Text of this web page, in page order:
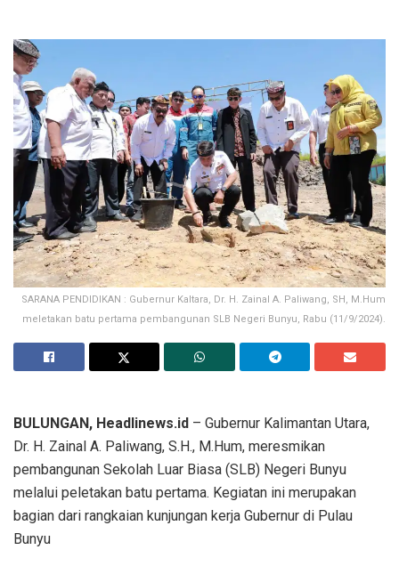
SARANA PENDIDIKAN : Gubernur Kaltara, Dr. H. Zainal A. Paliwang, SH, M.Hum
meletakan batu pertama pembangunan SLB Negeri Bunyu, Rabu (11/9/2024).
BULUNGAN, Headlinews.id – Gubernur Kalimantan Utara,
Dr. H. Zainal A. Paliwang, S.H., M.Hum, meresmikan
pembangunan Sekolah Luar Biasa (SLB) Negeri Bunyu
melalui peletakan batu pertama. Kegiatan ini merupakan
bagian dari rangkaian kunjungan kerja Gubernur di Pulau
Bunyu